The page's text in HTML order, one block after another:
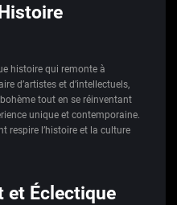
histoire qui remonte à
d’artistes et d’intellectuels,
tout en se réinventant
unique et contemporaine.
respire l’histoire et la culture
et Éclectique